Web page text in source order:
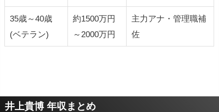
35歳～40歳
(ベテラン)
約1500万円
～2000万円
主力アナ・管理職補
佐
井上貴博 年収まとめ